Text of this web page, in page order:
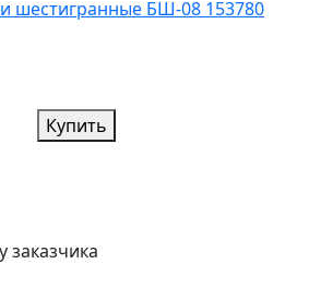
Купить
заказчика